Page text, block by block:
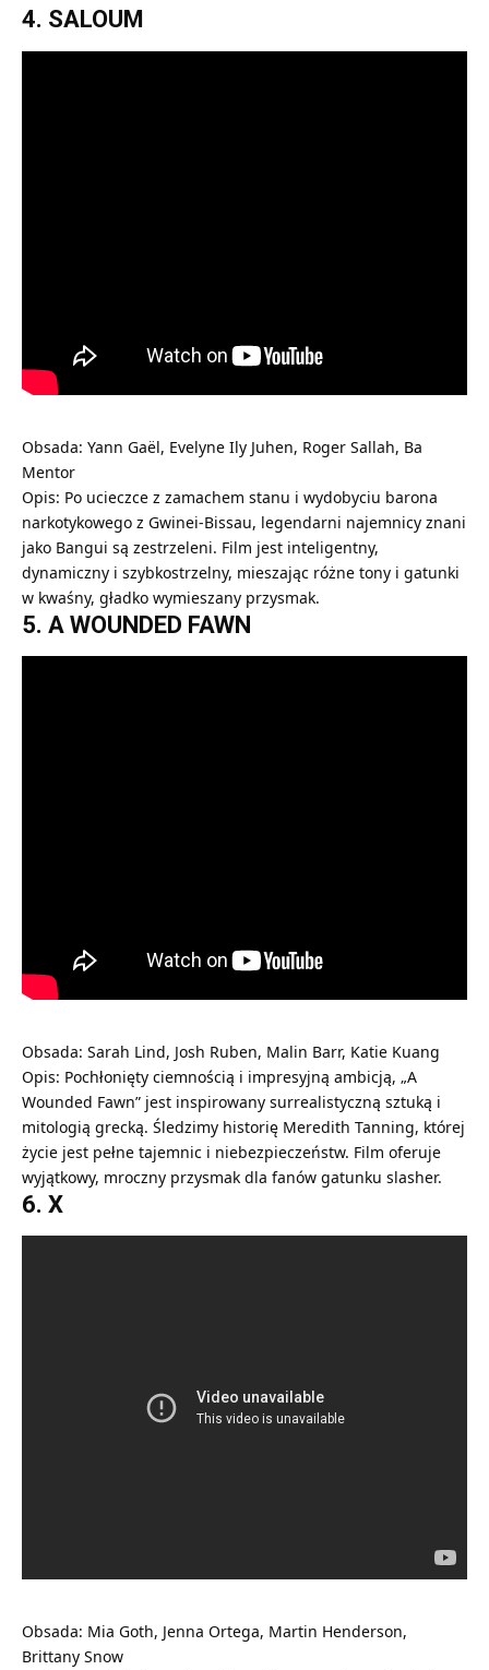
4. SALOUM
Obsada: Yann Gaël, Evelyne Ily Juhen, Roger Sallah, Ba
Mentor
Opis: Po ucieczce z zamachem stanu i wydobyciu barona
narkotykowego z Gwinei-Bissau, legendarni najemnicy znani
jako Bangui są zestrzeleni. Film jest inteligentny,
dynamiczny i szybkostrzelny, mieszając różne tony i gatunki
w kwaśny, gładko wymieszany przysmak.
5. A WOUNDED FAWN
Obsada: Sarah Lind, Josh Ruben, Malin Barr, Katie Kuang
Opis: Pochłonięty ciemnością i impresyjną ambicją, „A
Wounded Fawn” jest inspirowany surrealistyczną sztuką i
mitologią grecką. Śledzimy historię Meredith Tanning, której
życie jest pełne tajemnic i niebezpieczeństw. Film oferuje
wyjątkowy, mroczny przysmak dla fanów gatunku slasher.
6. X
Obsada: Mia Goth, Jenna Ortega, Martin Henderson,
Brittany Snow